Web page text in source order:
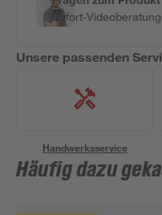
Sofort-
Unsere passenden
Handwerksservice
Häufig dazu